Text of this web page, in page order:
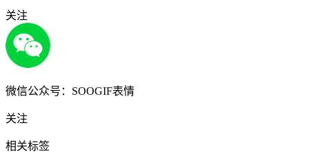
关注
微信公众号：SOOGIF表情
关注
相关标签